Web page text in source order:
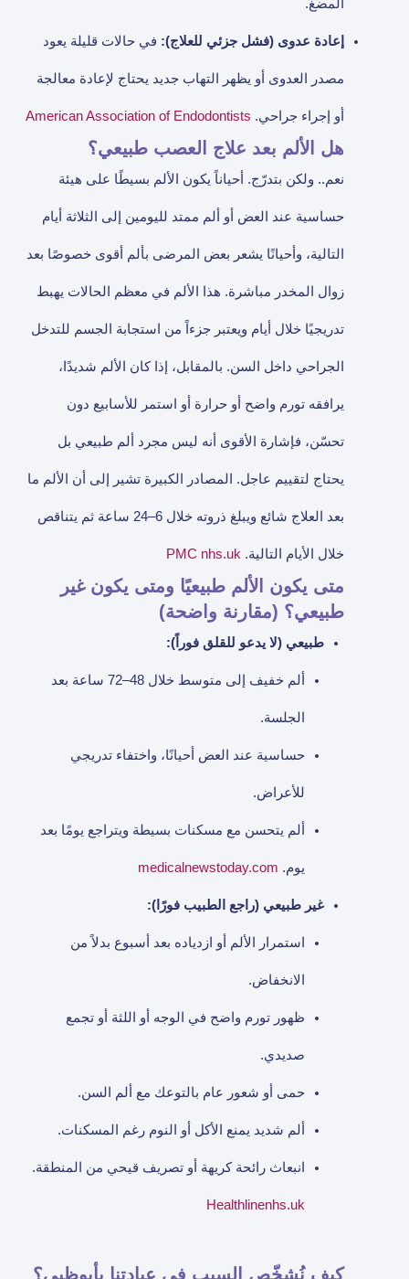
المضغ.
إعادة عدوى (فشل جزئي للعلاج): في حالات قليلة يعود
مصدر العدوى أو يظهر التهاب جديد يحتاج لإعادة معالجة
أو إجراء جراحي. American Association of Endodontists
هل الألم بعد علاج العصب طبيعي؟
نعم.. ولكن بتدرّج. أحياناً يكون الألم بسيطًا على هيئة
حساسية عند العض أو ألم ممتد لليومين إلى الثلاثة أيام
التالية، وأحيانًا يشعر بعض المرضى بألم أقوى خصوصًا بعد
زوال المخدر مباشرة. هذا الألم في معظم الحالات يهبط
تدريجيًا خلال أيام ويعتبر جزءاً من استجابة الجسم للتدخل
الجراحي داخل السن. بالمقابل، إذا كان الألم شديدًا،
يرافقه تورم واضح أو حرارة أو استمر للأسابيع دون
تحسّن، فإشارة الأقوى أنه ليس مجرد ألم طبيعي بل
يحتاج لتقييم عاجل. المصادر الكبيرة تشير إلى أن الألم ما
بعد العلاج شائع ويبلغ ذروته خلال 6–24 ساعة ثم يتناقص
خلال الأيام التالية. PMC nhs.uk
متى يكون الألم طبيعيًا ومتى يكون غير
طبيعي؟ (مقارنة واضحة)
طبيعي (لا يدعو للقلق فوراً):
ألم خفيف إلى متوسط خلال 48–72 ساعة بعد
الجلسة.
حساسية عند العض أحيانًا، واختفاء تدريجي
للأعراض.
ألم يتحسن مع مسكنات بسيطة ويتراجع يومًا بعد
يوم. medicalnewstoday.com
غير طبيعي (راجع الطبيب فورًا):
استمرار الألم أو ازدياده بعد أسبوع بدلاً من
الانخفاض.
ظهور تورم واضح في الوجه أو اللثة أو تجمع
صديدي.
حمى أو شعور عام بالتوعك مع ألم السن.
ألم شديد يمنع الأكل أو النوم رغم المسكنات.
انبعاث رائحة كريهة أو تصريف قيحي من المنطقة.
Healthlinenhs.uk
كيف نُشخّص السبب في عيادتنا بأبوظبي؟